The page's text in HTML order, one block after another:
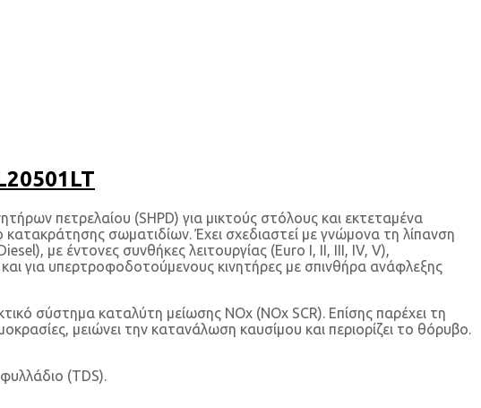
πετρελαίου (SHPD) για μικτούς στόλους και εκτεταμένα
κατακράτησης σωματιδίων. Έχει σχεδιαστεί με γνώμονα τη λίπανση
με έντονες συνθήκες λειτουργίας (Euro I, II, III, IV, V),
για υπερτροφοδοτούμενους κινητήρες με σπινθήρα ανάφλεξης
σύστημα καταλύτη μείωσης NOx (NOx SCR). Επίσης παρέχει τη
μειώνει την κατανάλωση καυσίμου και περιορίζει το θόρυβο.
(TDS).